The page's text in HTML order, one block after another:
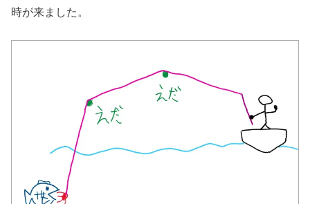
時が来ました。